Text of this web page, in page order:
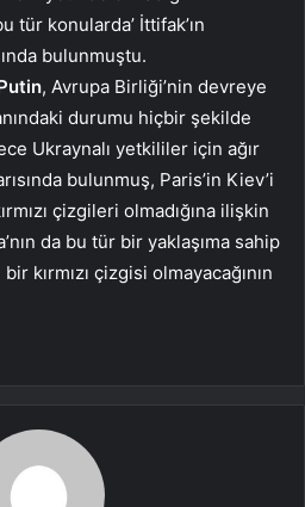
tür konularda’ İttifak’ın
bulunmuştu.
, Avrupa Birliği’nin devreye
durumu hiçbir şekilde
Ukraynalı yetkililer için ağır
bulunmuş, Paris’in Kiev’i
çizgileri olmadığına ilişkin
da bu tür bir yaklaşıma sahip
kırmızı çizgisi olmayacağının